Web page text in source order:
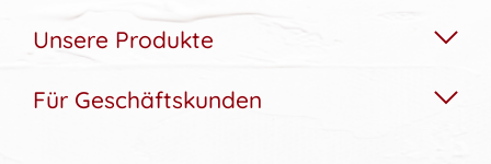
Nachhaltigkeit
Bildergalerie
Hilfe & Kontakt
Unsere Produkte
Akustikbilder
Für Geschäftskunden